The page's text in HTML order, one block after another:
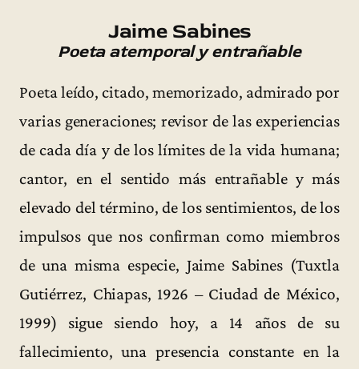
Jaime Sabines
Poeta atemporal y entrañable
Poeta leído, citado, memorizado, admirado por
varias generaciones; revisor de las experiencias
de cada día y de los límites de la vida humana;
cantor, en el sentido más entrañable y más
elevado del término, de los sentimientos, de los
impulsos que nos confirman como miembros
de una misma especie, Jaime Sabines (Tuxtla
Gutiérrez, Chiapas, 1926 – Ciudad de México,
1999) sigue siendo hoy, a 14 años de su
fallecimiento, una presencia constante en la